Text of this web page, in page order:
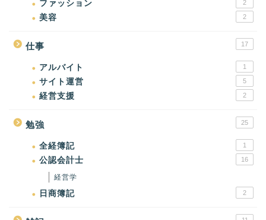
ファッション 2
美容 2
仕事 17
アルバイト 1
サイト運営 5
経営支援 2
勉強 25
全経簿記 1
公認会計士 16
経営学
日商簿記 2